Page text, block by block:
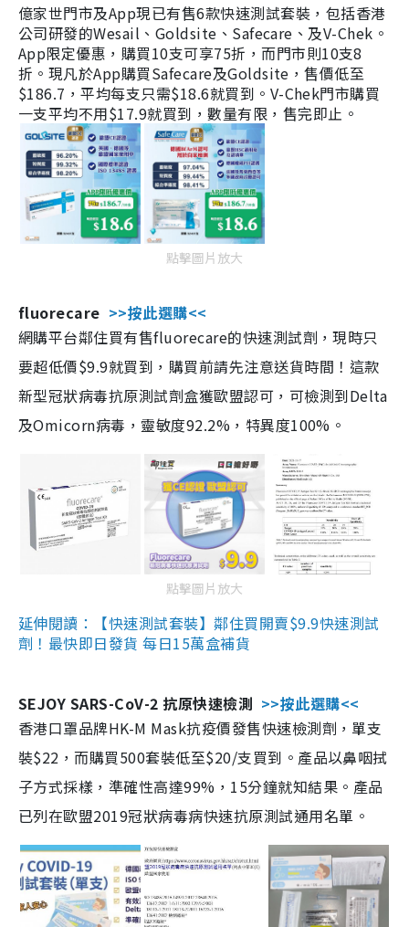
億家世門市及App現已有售6款快速測試套裝，包括香港
公司研發的Wesail、Goldsite、Safecare、及V-Chek。
App限定優惠，購買10支可享75折，而門市則10支8
折。現凡於App購買Safecare及Goldsite，售價低至
$186.7，平均每支只需$18.6就買到。V-Chek門市購買
一支平均不用$17.9就買到，數量有限，售完即止。
點擊圖片放大
fluorecare >>按此選購<<
網購平台鄰住買有售fluorecare的快速測試劑，現時只
要超低價$9.9就買到，購買前請先注意送貨時間！這款
新型冠狀病毒抗原測試劑盒獲歐盟認可，可檢測到Delta
及Omicorn病毒，靈敏度92.2%，特異度100%。
點擊圖片放大
延伸閱讀：【快速測試套裝】鄰住買開賣$9.9快速測試
劑！最快即日發貨 每日15萬盒補貨
SEJOY SARS-CoV-2 抗原快速檢測 >>按此選購<<
香港口罩品牌HK-M Mask抗疫價發售快速檢測劑，單支
裝$22，而購買500套裝低至$20/支買到。產品以鼻咽拭
子方式採樣，準確性高達99%，15分鐘就知結果。產品
已列在歐盟2019冠狀病毒病快速抗原測試通用名單。